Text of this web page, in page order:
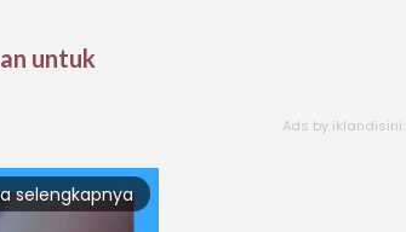
untuk
selengkapnya